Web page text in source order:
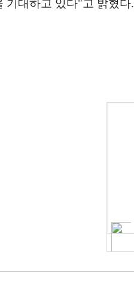
기대하고 있다"고 밝혔다.